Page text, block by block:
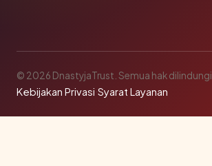
© 2026 DnastyjaTrust. Semua hak dilindungi.
Kebijakan Privasi·Syarat Layanan